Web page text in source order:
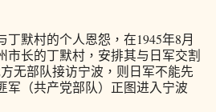
默村的个人恩怨，在1945年8月
市长的丁默村，安排其与日军交割
无部队接访宁波，则日军不能先
军（共产党部队）正图进入宁波